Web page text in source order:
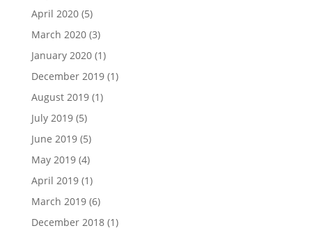
April 2020(5)
March 2020(3)
January 2020(1)
December 2019(1)
August 2019(1)
July 2019(5)
June 2019(5)
May 2019(4)
April 2019(1)
March 2019(6)
December 2018(1)